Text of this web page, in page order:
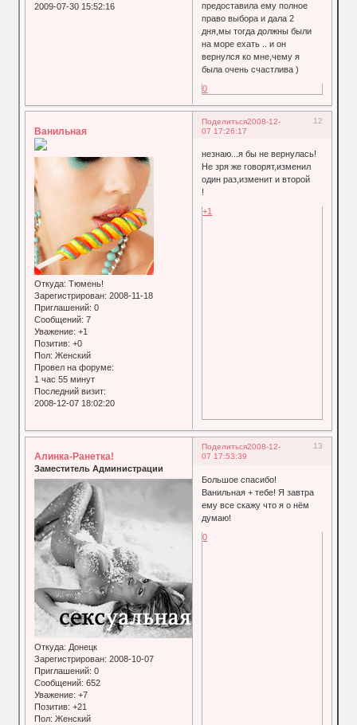
2009-07-30 15:52:16
предоставила ему полное
право выбора и дала 2
дня,мы тогда должны были
на море ехать .. и он
вернулся ко мне,чему я
была очень счастлива )
0
Поделиться 12
2008-12-
07 17:26:17
Ванильная
Откуда: Тюмень!
Зарегистрирован: 2008-11-18
Приглашений: 0
Сообщений: 7
Уважение: +1
Позитив: +0
Пол: Женский
Провел на форуме:
1 час 55 минут
Последний визит:
2008-12-07 18:02:20
незнаю...я бы не вернулась!
Не зря же говорят,изменил
один раз,изменит и второй
!
+1
Поделиться 13
2008-12-
07 17:53:39
Алинка-Ранетка!
Заместитель Администрации
Откуда: Донецк
Зарегистрирован: 2008-10-07
Приглашений: 0
Сообщений: 652
Уважение: +7
Позитив: +21
Пол: Женский
Большое спасибо!
Ванильная + тебе! Я завтра
ему все скажу что я о нём
думаю!
0